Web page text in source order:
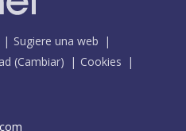
Sugiere una web
(Cambiar)
Cookies